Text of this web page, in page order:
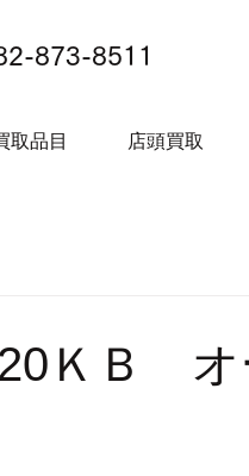
873-8511
取品目 店頭買取
ＫＢ オ